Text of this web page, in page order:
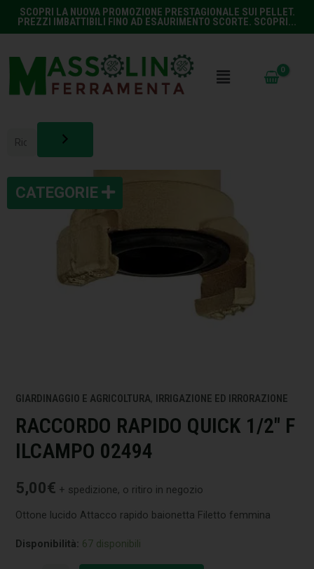
SCOPRI LA NUOVA PROMOZIONE PRESTAGIONALE SUI PELLET.
PREZZI IMBATTIBILI FINO AD ESAURIMENTO SCORTE. SCOPRI...
GIARDINAGGIO E AGRICOLTURA, IRRIGAZIONE ED IRRORAZIONE
RACCORDO RAPIDO QUICK 1/2″ F
ILCAMPO 02494
5,00€ + spedizione, o ritiro in negozio
Ottone lucido Attacco rapido baionetta Filetto femmina
Disponibilità: 67 disponibili